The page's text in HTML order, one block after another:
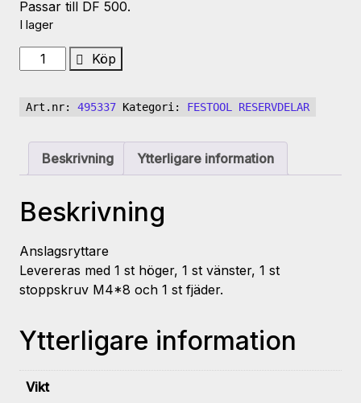
Passar till DF 500.
I lager
REGEL
TK-
500
mängd
Köp
Art.nr: 495337 Kategori: FESTOOL RESERVDELAR
Beskrivning Ytterligare information
Beskrivning
Anslagsryttare
Levereras med 1 st höger, 1 st vänster, 1 st
stoppskruv M4*8 och 1 st fjäder.
Ytterligare information
Vikt